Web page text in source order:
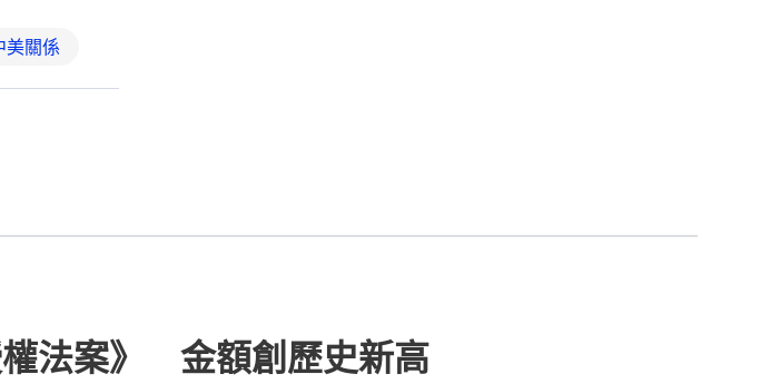
美關係
權法案》 金額創歷史新高